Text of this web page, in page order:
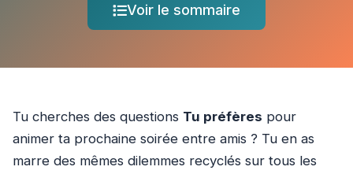
Voir le sommaire
Tu cherches des questions Tu préfères pour
animer ta prochaine soirée entre amis ? Tu en as
marre des mêmes dilemmes recyclés sur tous les